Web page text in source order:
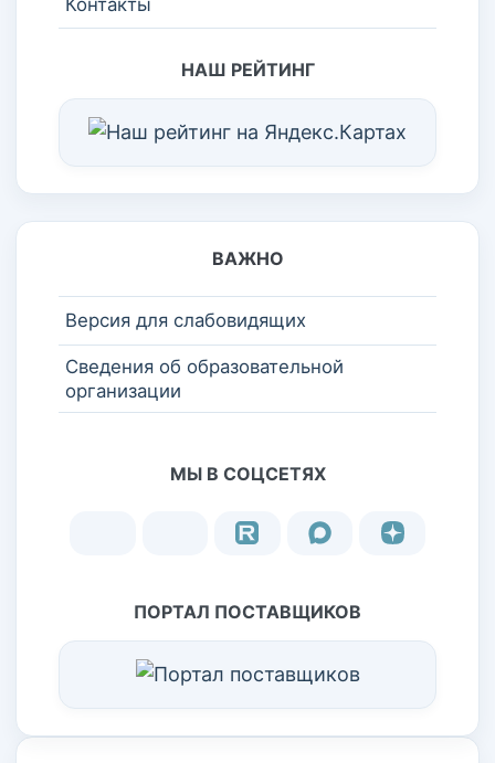
НАШ РЕЙТИНГ
ВАЖНО
Версия для слабовидящих
Сведения об образовательной
организации
МЫ В СОЦСЕТЯХ
ПОРТАЛ ПОСТАВЩИКОВ